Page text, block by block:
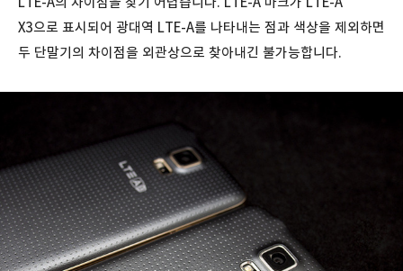
X3으로 표시되어 광대역 LTE-A를 나타내는 점과 색상을 제외하면
두 단말기의 차이점을 외관상으로 찾아내긴 불가능합니다.